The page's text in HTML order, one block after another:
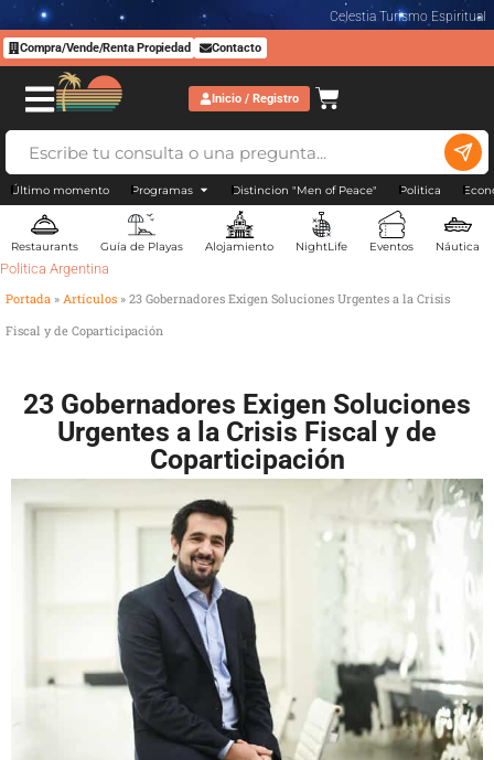
Celestia Turismo Espiritual
Compra/Vende/Renta Propiedad Contacto
Inicio / Registro
Último momento Programas Distincion "Men of Peace" Politica
Restaurants Guía de Playas Alojamiento NightLife Eventos Náutica
Politica Argentina
Portada » Artículos » 23 Gobernadores Exigen Soluciones Urgentes a la Crisis
Fiscal y de Coparticipación
23 Gobernadores Exigen Soluciones
Urgentes a la Crisis Fiscal y de
Coparticipación